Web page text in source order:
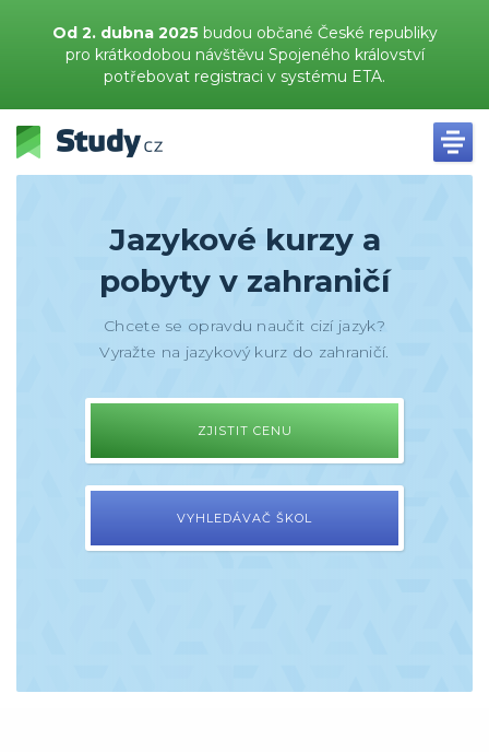
Od 2. dubna 2025 budou občané České republiky
pro krátkodobou návštěvu Spojeného království
potřebovat registraci v systému ETA.
Jazykové kurzy a
pobyty v zahraničí
Chcete se opravdu naučit cizí jazyk?
Vyražte na jazykový kurz do zahraničí.
ZJISTIT CENU
VYHLEDÁVAČ ŠKOL